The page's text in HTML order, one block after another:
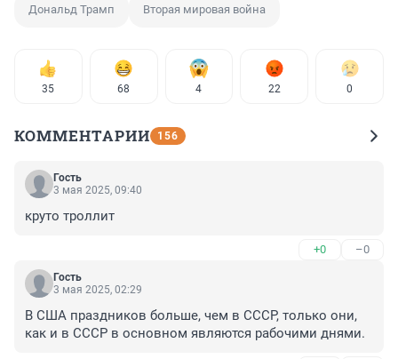
Дональд Трамп Вторая мировая война
35 68 4 22 0
КОММЕНТАРИИ 156
Гость
3 мая 2025, 09:40
круто троллит
+0 –0
Гость
3 мая 2025, 02:29
В США праздников больше, чем в СССР, только они,
как и в СССР в основном являются рабочими днями.